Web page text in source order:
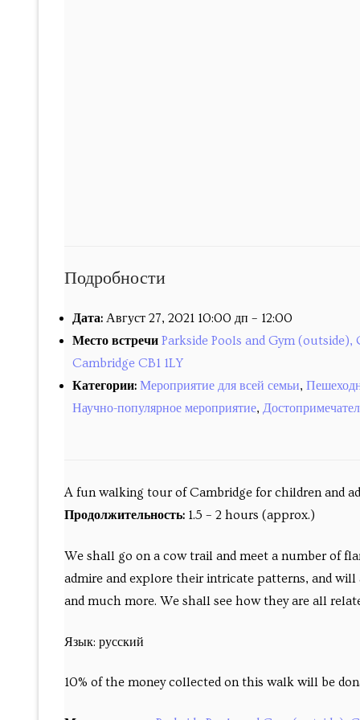
Подробности
Дата: Август 27, 2021 10:00 дп – 12:00
Место встречи Parkside Pools and Gym (outside),
Cambridge CB1 1LY
Категории: Мероприятие для всей семьи,
Научно-популярное мероприятие,
A fun walking tour of Cambridge for children and
Продолжительность: 1.5 – 2 hours (approx.)
We shall go on a cow trail and meet a number of
admire and explore their intricate patterns, and
and much more. We shall see how they are all
Язык: русский
10% of the money collected on this walk will be